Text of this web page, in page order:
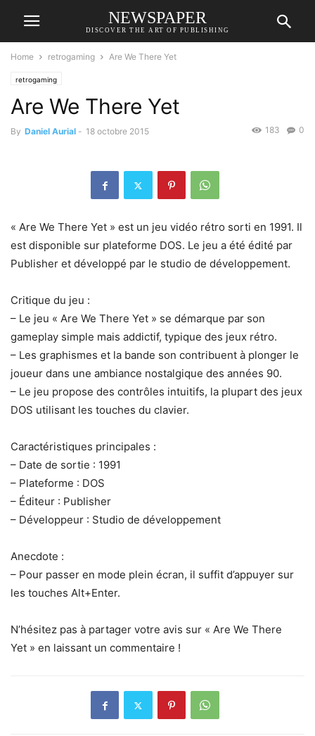
NEWSPAPER
DISCOVER THE ART OF PUBLISHING
Home retrogaming Are We There Yet
retrogaming
Are We There Yet
By Daniel Aurial - 18 octobre 2015 0
183
« Are We There Yet » est un jeu vidéo rétro sorti en 1991. Il
est disponible sur plateforme DOS. Le jeu a été édité par
Publisher et développé par le studio de développement.
Critique du jeu :
– Le jeu « Are We There Yet » se démarque par son
gameplay simple mais addictif, typique des jeux rétro.
– Les graphismes et la bande son contribuent à plonger le
joueur dans une ambiance nostalgique des années 90.
– Le jeu propose des contrôles intuitifs, la plupart des jeux
DOS utilisant les touches du clavier.
Caractéristiques principales :
– Date de sortie : 1991
– Plateforme : DOS
– Éditeur : Publisher
– Développeur : Studio de développement
Anecdote :
– Pour passer en mode plein écran, il suffit d’appuyer sur
les touches Alt+Enter.
N’hésitez pas à partager votre avis sur « Are We There
Yet » en laissant un commentaire !